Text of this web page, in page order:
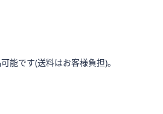
能です(送料はお客様負担)。